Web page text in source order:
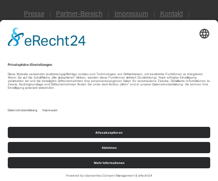
Presse Partner-Bereich Impressum Kontakt
Datenschutz
© Oberpfälzer Wald 2026
Erlebnisse